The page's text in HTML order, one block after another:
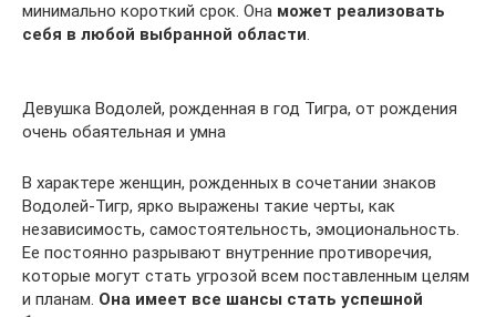
минимально короткий срок. Она может реализовать
себя в любой выбранной области.
Девушка Водолей, рожденная в год Тигра, от рождения
очень обаятельная и умна
В характере женщин, рожденных в сочетании знаков
Водолей-Тигр, ярко выражены такие черты, как
независимость, самостоятельность, эмоциональность.
Ее постоянно разрывают внутренние противоречия,
которые могут стать угрозой всем поставленным целям
и планам. Она имеет все шансы стать успешной